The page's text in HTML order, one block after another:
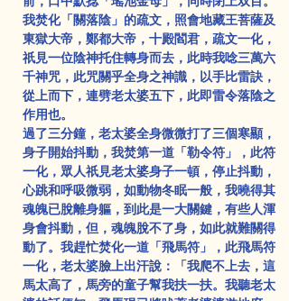
我焚化「關落陰」的疏文，照會地藏王菩薩及
東獄大帝，鄭都大帝，十殿閻君，疏文一化，
祇見一位陰神托住轉身而去，此時我唸三萬六
千神咒，此咒關乎全身之神識，以手比雷訣，
從上而下，連劈老太婆五下，此即雷令落陰之
作用也。
過了三分鐘，老太婆全身微微打了三個寒顯，
身子開始抖動，我焚第一道「勒令符」，此符
一化，眾人祇見老太婆身子一頓，停止抖動，
心跳和呼吸微弱，如動物冬眠一般，我曉得其
魂魄已脫離身軀，到此是一大關鍵，有些人渾
身會抖動，但，魂魄脫不了身，如此就難關得
動了。我趕忙焚化一道「飛馬符」，此飛馬符
一化，老太婆臉上出汗說：「我爬不上去，這
馬太高了，馬旁的童子幫我扶一扶。我聽老太